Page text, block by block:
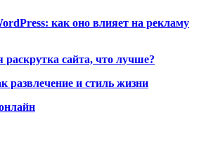
как оно влияет на рекламу
раскрутка сайта, что лучше?
развлечение и стиль жизни